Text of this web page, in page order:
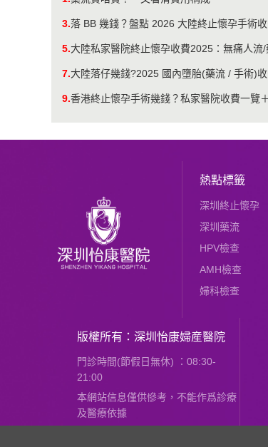
3.落 BB 幾錢？盤點 2026 大陸終止懷孕手術
5.大陸私家醫院終止懷孕收費2025：無痛人流
7.大陸落仔幾錢?2025 國內墮胎(藥流 / 手術)
9.香港終止懷孕手術幾錢？私家醫院收費一覽
熱點標籤
深圳終止懷孕
深圳藥流
HPV檢查
AMH檢查
婦科檢查
版權所有：深圳怡康婦産醫院
門診時間(節假日無休) ：08:30-
21:00
本網站信息僅供慘考，不能作爲診療
及醫療依據